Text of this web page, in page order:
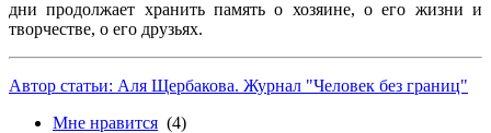
дни продолжает хранить память о хозяине, о его жизни и
творчестве, о его друзьях.
Автор статьи: Аля Щербакова. Журнал "Человек без границ"
Мне нравится (4)